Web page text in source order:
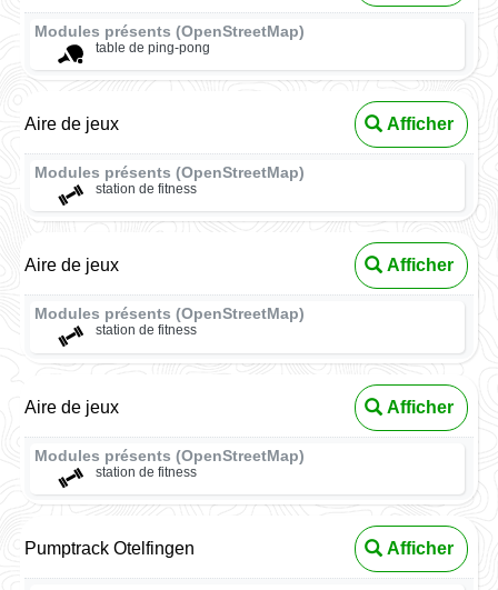
Modules présents (OpenStreetMap)
table de ping-pong
Aire de jeux Afficher
Modules présents (OpenStreetMap)
station de fitness
Aire de jeux Afficher
Modules présents (OpenStreetMap)
station de fitness
Aire de jeux Afficher
Modules présents (OpenStreetMap)
station de fitness
Pumptrack Otelfingen Afficher